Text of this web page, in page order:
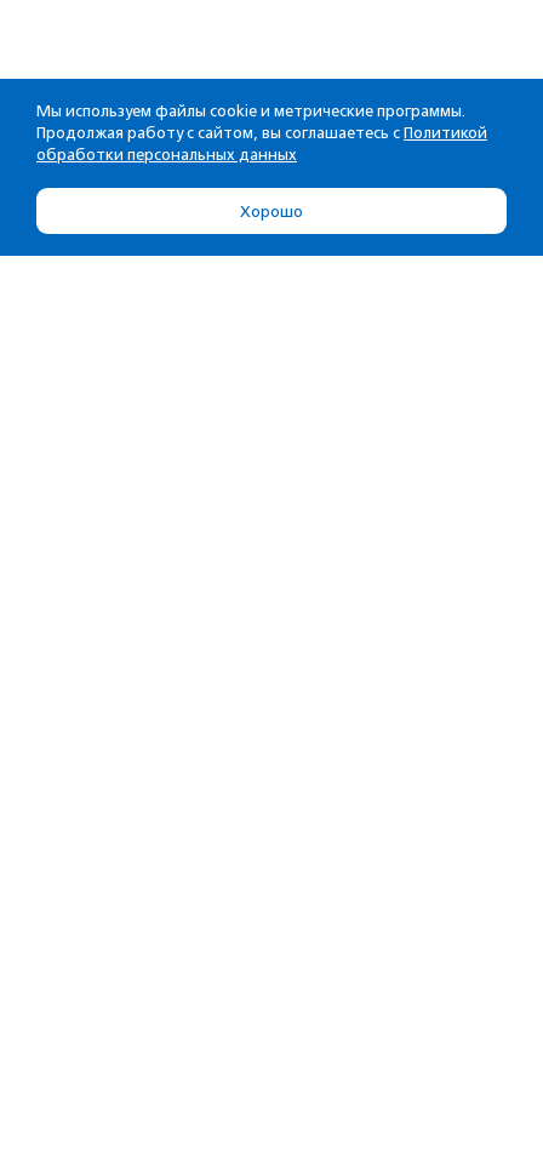
Мы используем файлы cookie и метрические программы.
Продолжая работу с сайтом, вы соглашаетесь с Политикой
обработки персональных данных
Хорошо